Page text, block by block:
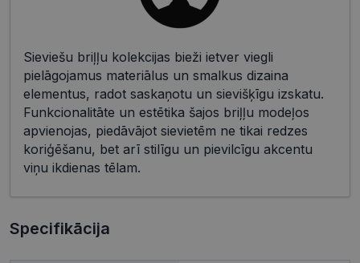
Sieviešu briļļu kolekcijas bieži ietver viegli
pielāgojamus materiālus un smalkus dizaina
elementus, radot saskaņotu un sievišķīgu izskatu.
Funkcionalitāte un estētika šajos briļļu modeļos
apvienojas, piedāvājot sievietēm ne tikai redzes
koriģēšanu, bet arī stilīgu un pievilcīgu akcentu
viņu ikdienas tēlam.
Specifikācija